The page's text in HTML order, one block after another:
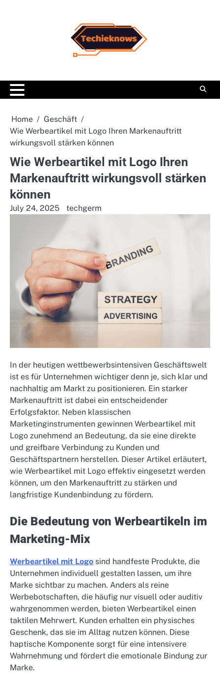
Home
Geschäft
Wie Werbeartikel mit Logo Ihren Markenauftritt
wirkungsvoll stärken können
Wie Werbeartikel mit Logo Ihren
Markenauftritt wirkungsvoll stärken
können
July 24, 2025 techgerm
In der heutigen wettbewerbsintensiven Geschäftswelt
ist es für Unternehmen wichtiger denn je, sich klar und
nachhaltig am Markt zu positionieren. Ein starker
Markenauftritt ist dabei ein entscheidender
Erfolgsfaktor. Neben klassischen
Marketinginstrumenten gewinnen Werbeartikel mit
Logo zunehmend an Bedeutung, da sie eine direkte
und greifbare Verbindung zu Kunden und
Geschäftspartnern herstellen. Dieser Artikel erläutert,
wie Werbeartikel mit Logo effektiv eingesetzt werden
können, um den Markenauftritt zu stärken und
langfristige Kundenbindung zu fördern.
Die Bedeutung von Werbeartikeln im
Marketing-Mix
Werbeartikel mit Logo sind handfeste Produkte, die
Unternehmen individuell gestalten lassen, um ihre
Marke sichtbar zu machen. Anders als reine
Werbebotschaften, die häufig nur visuell oder auditiv
wahrgenommen werden, bieten Werbeartikel einen
taktilen Mehrwert. Kunden erhalten ein physisches
Geschenk, das sie im Alltag nutzen können. Diese
haptische Komponente sorgt für eine intensivere
Wahrnehmung und fördert die emotionale Bindung zur
Marke.